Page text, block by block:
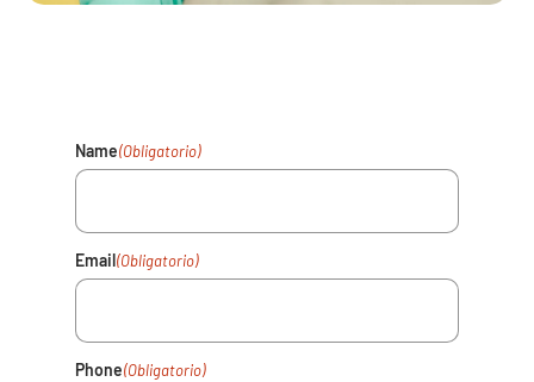
Name(Obligatorio)
Email(Obligatorio)
Phone(Obligatorio)